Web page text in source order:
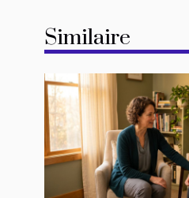
Similaire